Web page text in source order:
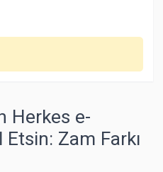
Herkes e-
Zam Farkı